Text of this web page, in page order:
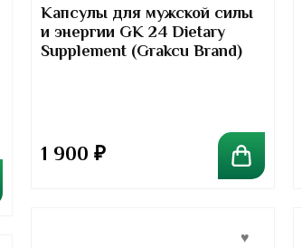
Капсулы для мужской силы
и энергии GK 24 Dietary
Supplement (Grakcu Brand)
1 900 ₽